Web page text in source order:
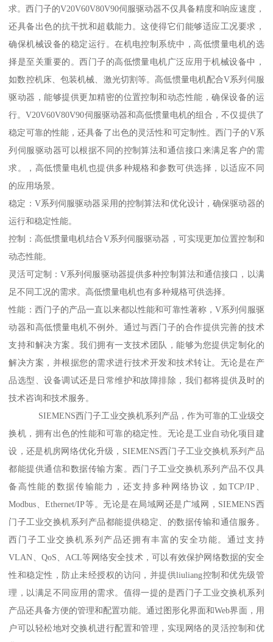
求。西门子的V20V60V80V90伺服驱动器不仅具备精度和响应速度，
还具备出色的抗干扰和超载能力。这使得它们能够适应工况要求，
确保机械设备的稳定运行。在机电控制系统中，高低惯量电机的选
择是至关重要的。西门子的高低惯量电机广泛应用于机械设备中，
如数控机床、包装机械、激光切割等。高低惯量电机配合V系列伺服
驱动器，能够提供更加精密的位置控制和动态性能，确保设备的运
行。V20V60V80V90伺服驱动器和高低惯量电机的组合，不仅提供了
稳定可靠的性能，还具备了出色的灵活性和可定制性。西门子的V系
列伺服驱动器可以根据不同的控制算法和通信接口来满足客户的需
求。，高低惯量电机也提供多种规格和参数可供选择，以适应不同
的应用场景。
稳定：V系列伺服驱动器采用的控制算法和优化设计，确保驱动器的
运行和稳定性能。
控制：高低惯量电机结合V系列伺服驱动器，可实现更加位置控制和
动态性能。
灵活可定制：V系列伺服驱动器提供多种控制算法和通信接口，以满
足不同工况的需求。高低惯量电机也有多种规格可供选择。
性能：西门子的产品一直以来都以性能和可靠性著称，V系列伺服驱
动器和高低惯量电机不例外。通过与西门子的合作提供完善的技术
支持和解决方案。我们拥有一支技术团队，能够为您提供定制化的
解决方案，并根据您的需求进行技术开发和技术转让。无论是在产
品选型、设备调试还是日常维护和故障排除，我们都将提供及时的
技术咨询和技术服务。
SIEMENS西门子工业交换机系列产品，作为可靠的工业级交
换机，拥有出色的性能和可靠的稳定性。无论是工业自动化项目建
设，还是机房网络优化升级，SIEMENS西门子工业交换机系列产品
都能提供通信和数据传输方案。西门子工业交换机系列产品不仅具
备高性能的数据传输能力，还支持多种网络协议，如TCP/IP、
Modbus、Ethernet/IP等。无论是在局域网还是广域网，SIEMENS西
门子工业交换机系列产品都能提供稳定、的数据传输和通信服务。
西门子工业交换机系列产品还拥有丰富的安全功能。通过支持
VLAN、QoS、ACL等网络安全技术，可以有效保护网络数据的安全
性和稳定性，防止未经授权的访问，并提供liuliang控制和优先级管
理，以满足不同应用的需求。值得一提的是西门子工业交换机系列
产品还具备方便的管理和配置功能。通过图形化界面和Web界面，用
户可以轻松地对交换机进行配置和管理，实现网络的灵活控制和优